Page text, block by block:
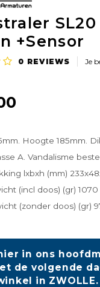
+Sensor
0 REVIEWS Je
Hoogte 185mm.
A. Vandalisme
lxbxh (mm)
(incl doos) (gr) 1070
(zonder doos) (gr)
in ons
de volgende
in ZWOLLE.